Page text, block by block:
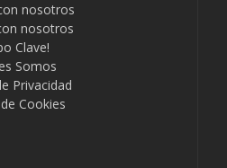
nosotros
nosotros
Clave!
Somos
Privacidad
Cookies